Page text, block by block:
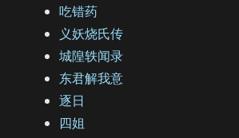
吃错药
义妖烧氏传
城隍轶闻录
东君解我意
逐日
四姐